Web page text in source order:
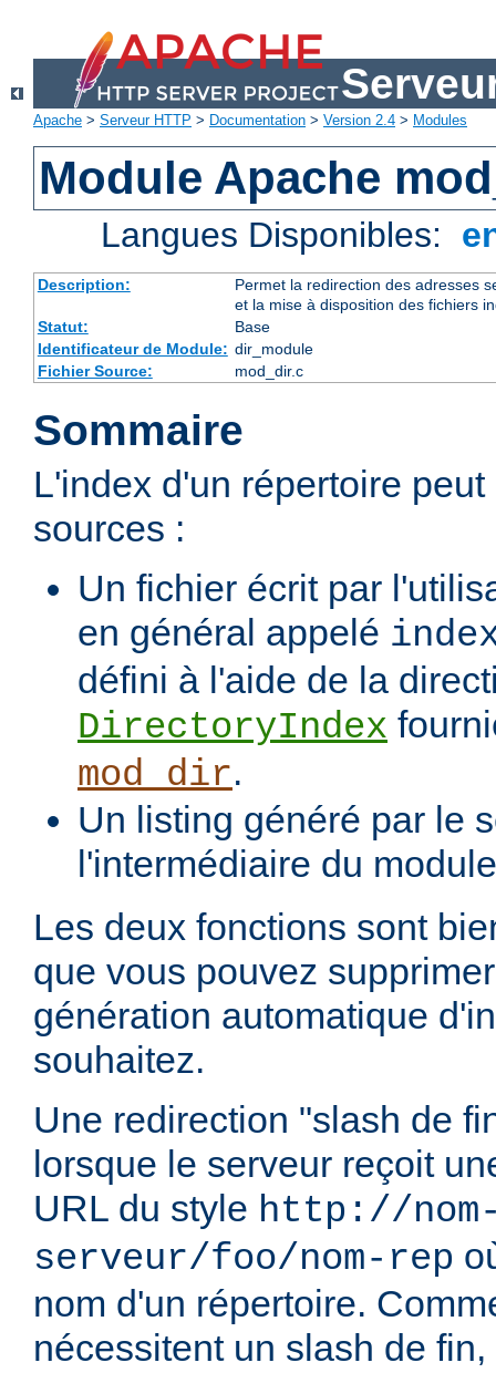
Apache > Serveur HTTP > Documentation > Version 2.4 > Modules
Module Apache
Langues Disponibles:
Description:
Permet la redirection des adresses
et la mise à disposition des fichiers
Statut:
Base
Identificateur de Module: dir_module
Fichier Source:
mod_dir.c
Sommaire
L'index d'un répertoire
sources :
Un fichier écrit par
en général appelé
défini à l'aide de la
DirectoryIndex
mod_dir.
Un listing généré par le
l'intermédiaire du
Les deux fonctions sont
que vous pouvez
génération automatique
souhaitez.
Une redirection "slash de
lorsque le serveur reçoit
URL du style http://
serveur/foo/nom-rep
nom d'un répertoire.
nécessitent un slash de fin,